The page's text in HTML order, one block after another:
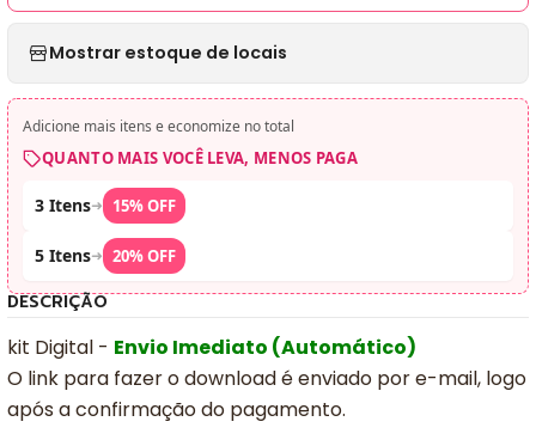
Mostrar estoque de locais
Adicione mais itens e economize no total
QUANTO MAIS VOCÊ LEVA, MENOS PAGA
3 Itens➜ 15% OFF
5 Itens➜ 20% OFF
DESCRIÇÃO
kit Digital - Envio Imediato (Automático)
O link para fazer o download é enviado por e-mail, logo
após a confirmação do pagamento.